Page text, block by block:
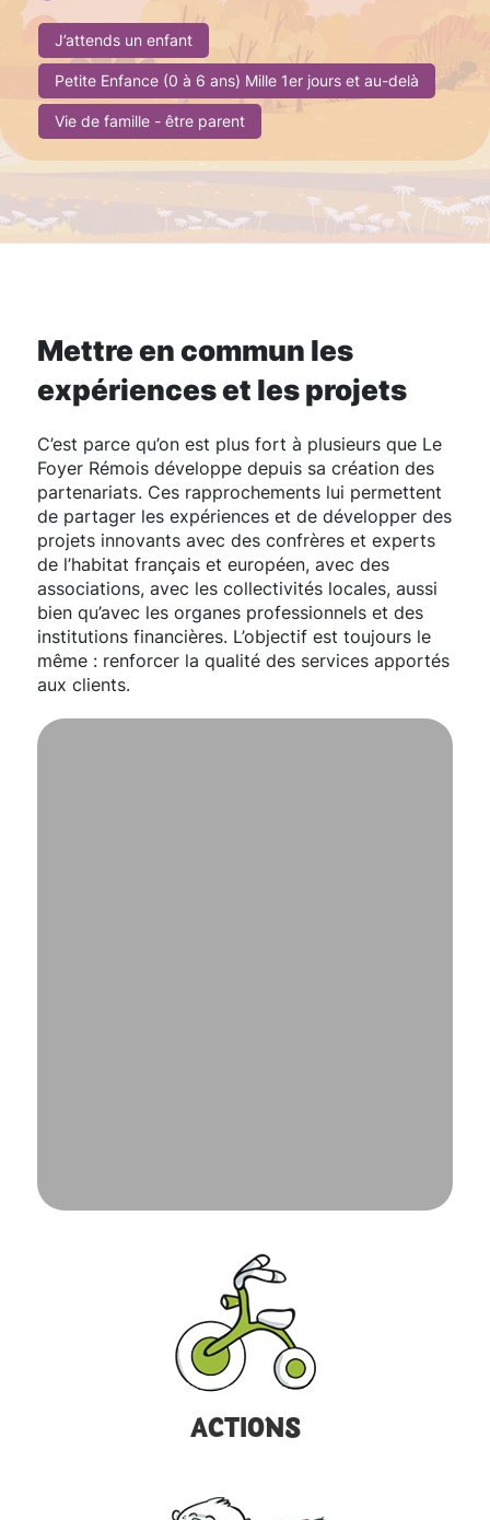
J’attends un enfant
Petite Enfance (0 à 6 ans) Mille 1er jours et au-delà
Vie de famille - être parent
Mettre en commun les
expériences et les projets
C’est parce qu’on est plus fort à plusieurs que Le
Foyer Rémois développe depuis sa création des
partenariats. Ces rapprochements lui permettent
de partager les expériences et de développer des
projets innovants avec des confrères et experts
de l’habitat français et européen, avec des
associations, avec les collectivités locales, aussi
bien qu’avec les organes professionnels et des
institutions financières. L’objectif est toujours le
même : renforcer la qualité des services apportés
aux clients.
ACTIONS